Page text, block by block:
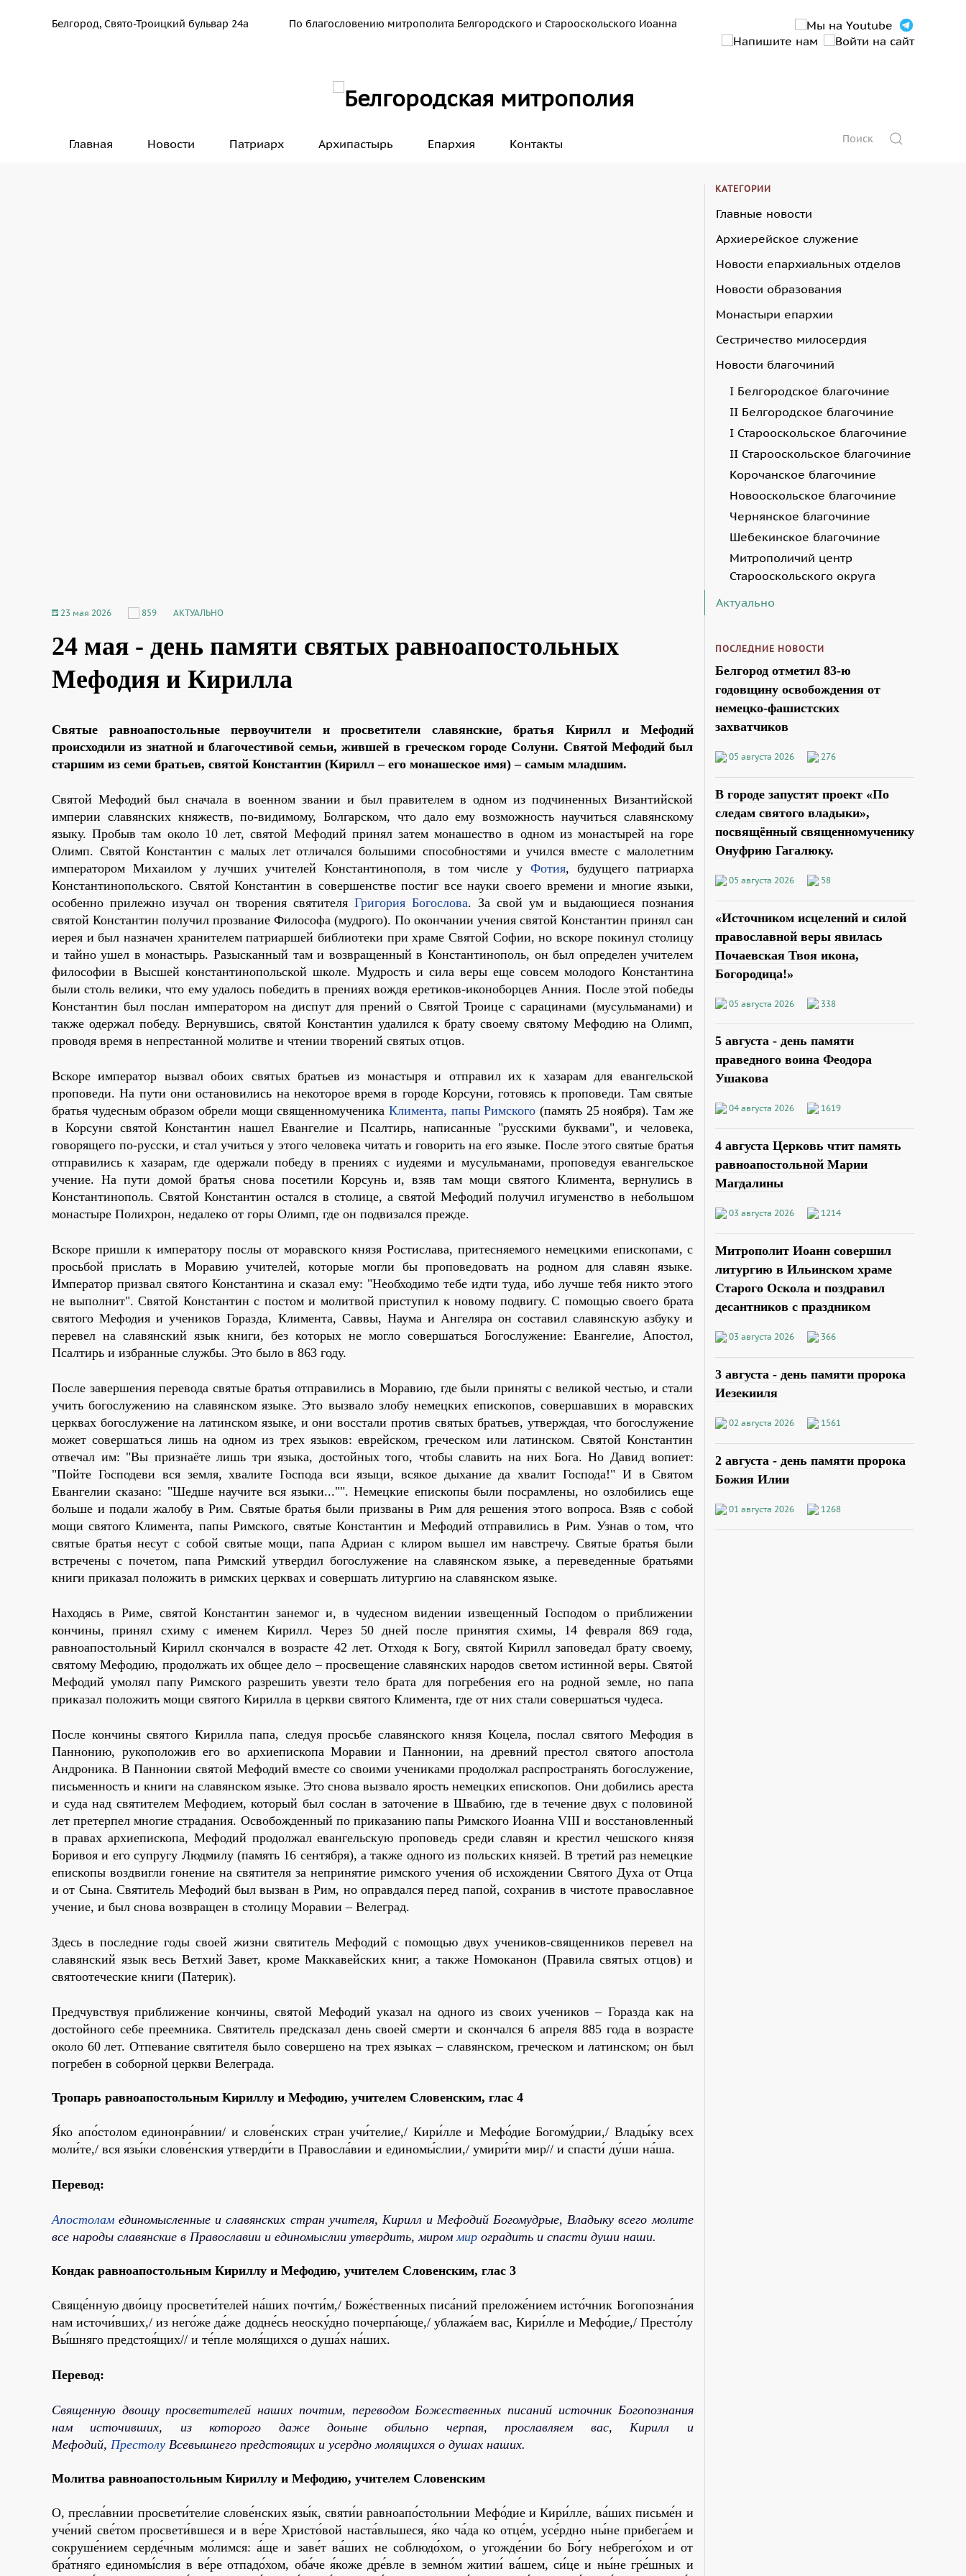
Белгород, Свято-Троицкий бульвар 24а По благословению митрополита Белгородского и Старооскольского Иоанна
Главная Новости Патриарх Архипастырь Епархия Контакты
23 мая 2026 859 АКТУАЛЬНО
24 мая - день памяти святых равноапостольных
Мефодия и Кирилла
Святые равноапостольные первоучители и просветители славянские, братья Кирилл и Мефодий
происходили из знатной и благочестивой семьи, жившей в греческом городе Солуни. Святой Мефодий был
старшим из семи братьев, святой Константин (Кирилл – его монашеское имя) – самым младшим.
Святой Мефодий был сначала в военном звании и был правителем в одном из подчиненных Византийской
империи славянских княжеств, по-видимому, Болгарском, что дало ему возможность научиться славянскому
языку. Пробыв там около 10 лет, святой Мефодий принял затем монашество в одном из монастырей на горе
Олимп. Святой Константин с малых лет отличался большими способностями и учился вместе с малолетним
императором Михаилом у лучших учителей Константинополя, в том числе у Фотия, будущего патриарха
Константинопольского. Святой Константин в совершенстве постиг все науки своего времени и многие языки,
особенно прилежно изучал он творения святителя Григория Богослова. За свой ум и выдающиеся познания
святой Константин получил прозвание Философа (мудрого). По окончании учения святой Константин принял сан
иерея и был назначен хранителем патриаршей библиотеки при храме Святой Софии, но вскоре покинул столицу
и тайно ушел в монастырь. Разысканный там и возвращенный в Константинополь, он был определен учителем
философии в Высшей константинопольской школе. Мудрость и сила веры еще совсем молодого Константина
были столь велики, что ему удалось победить в прениях вождя еретиков-иконоборцев Анния. После этой победы
Константин был послан императором на диспут для прений о Святой Троице с сарацинами (мусульманами) и
также одержал победу. Вернувшись, святой Константин удалился к брату своему святому Мефодию на Олимп,
проводя время в непрестанной молитве и чтении творений святых отцов.
Вскоре император вызвал обоих святых братьев из монастыря и отправил их к хазарам для евангельской
проповеди. На пути они остановились на некоторое время в городе Корсуни, готовясь к проповеди. Там святые
братья чудесным образом обрели мощи священномученика Климента, папы Римского (память 25 ноября). Там же
в Корсуни святой Константин нашел Евангелие и Псалтирь, написанные "русскими буквами", и человека,
говорящего по-русски, и стал учиться у этого человека читать и говорить на его языке. После этого святые братья
отправились к хазарам, где одержали победу в прениях с иудеями и мусульманами, проповедуя евангельское
учение. На пути домой братья снова посетили Корсунь и, взяв там мощи святого Климента, вернулись в
Константинополь. Святой Константин остался в столице, а святой Мефодий получил игуменство в небольшом
монастыре Полихрон, недалеко от горы Олимп, где он подвизался прежде.
Вскоре пришли к императору послы от моравского князя Ростислава, притесняемого немецкими епископами, с
просьбой прислать в Моравию учителей, которые могли бы проповедовать на родном для славян языке.
Император призвал святого Константина и сказал ему: "Необходимо тебе идти туда, ибо лучше тебя никто этого
не выполнит". Святой Константин с постом и молитвой приступил к новому подвигу. С помощью своего брата
святого Мефодия и учеников Горазда, Климента, Саввы, Наума и Ангеляра он составил славянскую азбуку и
перевел на славянский язык книги, без которых не могло совершаться Богослужение: Евангелие, Апостол,
Псалтирь и избранные службы. Это было в 863 году.
После завершения перевода святые братья отправились в Моравию, где были приняты с великой честью, и стали
учить богослужению на славянском языке. Это вызвало злобу немецких епископов, совершавших в моравских
церквах богослужение на латинском языке, и они восстали против святых братьев, утверждая, что богослужение
может совершаться лишь на одном из трех языков: еврейском, греческом или латинском. Святой Константин
отвечал им: "Вы признаёте лишь три языка, достойных того, чтобы славить на них Бога. Но Давид вопиет:
"Пойте Господеви вся земля, хвалите Господа вси языци, всякое дыхание да хвалит Господа!" И в Святом
Евангелии сказано: "Шедше научите вся языки..."". Немецкие епископы были посрамлены, но озлобились еще
больше и подали жалобу в Рим. Святые братья были призваны в Рим для решения этого вопроса. Взяв с собой
мощи святого Климента, папы Римского, святые Константин и Мефодий отправились в Рим. Узнав о том, что
святые братья несут с собой святые мощи, папа Адриан с клиром вышел им навстречу. Святые братья были
встречены с почетом, папа Римский утвердил богослужение на славянском языке, а переведенные братьями
книги приказал положить в римских церквах и совершать литургию на славянском языке.
Находясь в Риме, святой Константин занемог и, в чудесном видении извещенный Господом о приближении
кончины, принял схиму с именем Кирилл. Через 50 дней после принятия схимы, 14 февраля 869 года,
равноапостольный Кирилл скончался в возрасте 42 лет. Отходя к Богу, святой Кирилл заповедал брату своему,
святому Мефодию, продолжать их общее дело – просвещение славянских народов светом истинной веры. Святой
Мефодий умолял папу Римского разрешить увезти тело брата для погребения его на родной земле, но папа
приказал положить мощи святого Кирилла в церкви святого Климента, где от них стали совершаться чудеса.
После кончины святого Кирилла папа, следуя просьбе славянского князя Коцела, послал святого Мефодия в
Паннонию, рукоположив его во архиепископа Моравии и Паннонии, на древний престол святого апостола
Андроника. В Паннонии святой Мефодий вместе со своими учениками продолжал распространять богослужение,
письменность и книги на славянском языке. Это снова вызвало ярость немецких епископов. Они добились ареста
и суда над святителем Мефодием, который был сослан в заточение в Швабию, где в течение двух с половиной
лет претерпел многие страдания. Освобожденный по приказанию папы Римского Иоанна VIII и восстановленный
в правах архиепископа, Мефодий продолжал евангельскую проповедь среди славян и крестил чешского князя
Боривоя и его супругу Людмилу (память 16 сентября), а также одного из польских князей. В третий раз немецкие
епископы воздвигли гонение на святителя за непринятие римского учения об исхождении Святого Духа от Отца
и от Сына. Святитель Мефодий был вызван в Рим, но оправдался перед папой, сохранив в чистоте православное
учение, и был снова возвращен в столицу Моравии – Велеград.
Здесь в последние годы своей жизни святитель Мефодий с помощью двух учеников-священников перевел на
славянский язык весь Ветхий Завет, кроме Маккавейских книг, а также Номоканон (Правила святых отцов) и
святоотеческие книги (Патерик).
Предчувствуя приближение кончины, святой Мефодий указал на одного из своих учеников – Горазда как на
достойного себе преемника. Святитель предсказал день своей смерти и скончался 6 апреля 885 года в возрасте
около 60 лет. Отпевание святителя было совершено на трех языках – славянском, греческом и латинском; он был
погребен в соборной церкви Велеграда.
Тропарь равноапостольным Киpиллу и Мефодию, учителем Словенским, глас 4
Я́ко апо́столом единонра́внии/ и слове́нских стран учи́телие,/ Кири́лле и Мефо́дие Богому́дрии,/ Влады́ку всех
моли́те,/ вся язы́ки слове́нския утверди́ти в Правосла́вии и единомы́слии,/ умири́ти мир// и спасти́ ду́ши на́ша.
Перевод:
Апостолам единомысленные и славянских стран учителя, Кирилл и Мефодий Богомудрые, Владыку всего молите
все народы славянские в Православии и единомыслии утвердить, миром мир оградить и спасти души наши.
Кондак равноапостольным Киpиллу и Мефодию, учителем Словенским, глас 3
Свяще́нную дво́ицу просвети́телей на́ших почти́м,/ Боже́ственных писа́ний преложе́нием исто́чник Богопозна́ния
нам источи́вших,/ из него́же да́же додне́сь неоску́дно почерпа́юще,/ ублажа́ем вас, Кири́лле и Мефо́дие,/ Престо́лу
Вы́шняго предстоя́щих// и те́пле моля́щихся о душа́х на́ших.
Перевод:
Священную двоицу просветителей наших почтим, переводом Божественных писаний источник Богопознания
нам источивших, из которого даже доныне обильно черпая, прославляем вас, Кирилл и
Мефодий, Престолу Всевышнего предстоящих и усердно молящихся о душах наших.
Молитва равноапостольным Киpиллу и Мефодию, учителем Словенским
О, пресла́внии просвети́телие слове́нских язы́к, святи́и равноапо́стольнии Мефо́дие и Кири́лле, ва́ших письме́н и
уче́ний све́том просвети́вшеся и в ве́ре Христо́вой наста́вльшеся, я́ко ча́да ко отце́м, усе́рдно ны́не прибега́ем и
сокруше́нием серде́чным мо́лимся: а́ще и заве́т ва́ших не соблюдо́хом, о угожде́нии бо Бо́гу небрего́хом и от
бра́тняго единомы́слия в ве́ре отпадо́хом, оба́че я́коже дре́вле в земно́м житии́ ва́шем, си́це и ны́не гре́шных и
КАТЕГОРИИ
Главные новости
Архиерейское служение
Новости епархиальных отделов
Новости образования
Монастыри епархии
Сестричество милосердия
Новости благочиний
I Белгородское благочиние
II Белгородское благочиние
I Старооскольское благочиние
II Старооскольское благочиние
Корочанское благочиние
Новооскольское благочиние
Чернянское благочиние
Шебекинское благочиние
Митрополичий центр
Старооскольского округа
Актуально
ПОСЛЕДНИЕ НОВОСТИ
Белгород отметил 83-ю
годовщину освобождения от
немецко-фашистских
захватчиков
05 августа 2026 276
В городе запустят проект «По
следам святого владыки»,
посвящённый священномученику
Онуфрию Гагалюку.
05 августа 2026 58
«Источником исцелений и силой
православной веры явилась
Почаевская Твоя икона,
Богородица!»
05 августа 2026 338
5 августа - день памяти
праведного воина Феодора
Ушакова
04 августа 2026 1619
4 августа Церковь чтит память
равноапостольной Марии
Магдалины
03 августа 2026 1214
Митрополит Иоанн совершил
литургию в Ильинском храме
Старого Оскола и поздравил
десантников с праздником
03 августа 2026 366
3 августа - день памяти пророка
Иезекииля
02 августа 2026 1561
2 августа - день памяти пророка
Божия Илии
01 августа 2026 1268